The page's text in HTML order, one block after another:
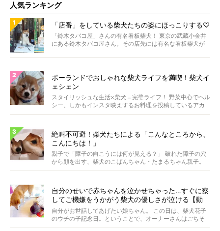
人気ランキング
「店番」をしている柴犬たちの姿にほっこりする♡
「鈴木タバコ屋」さんの有名看板柴犬！ 東京の武蔵小金井
にある鈴木タバコ屋さん。その店先には有名な看板柴犬が
ポーランドでおしゃれな柴犬ライフを満喫！柴犬イ
ェシェン
スタイリッシュな生活×柴犬＝完璧ライフ！ 野菜中心でヘル
シー、しかもインスタ映えするお料理を投稿しているアカ
ウ...
絶叫不可避！柴犬たちによる「こんなところから、
こんにちは！」
親子で「障子の向こうには何が見える？」 破れた障子の穴
から顔を出す、柴犬のこばんちゃん・たまるちゃん親子。
親子...
自分のせいで赤ちゃんを泣かせちゃった…すぐに察
してご機嫌をうかがう柴犬の優しさが泣ける【動
画】
自分がお世話してあげたい娘ちゃん。 この日は、柴犬花子
のウチの子記念日。ということで、オーナーさんはごちそ
うを...